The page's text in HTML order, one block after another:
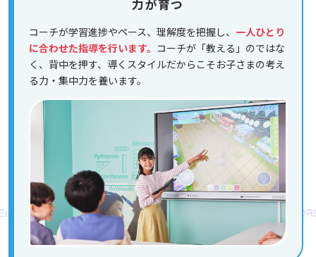
力が育つ
コーチが学習進捗やペース、理解度を把握し、 一人ひとり
に合わせた指導を行います。 コーチが「教える」のではな
く、背中を押す、導くスタイルだからこそお子さまの考え
る力・集中力を養います。